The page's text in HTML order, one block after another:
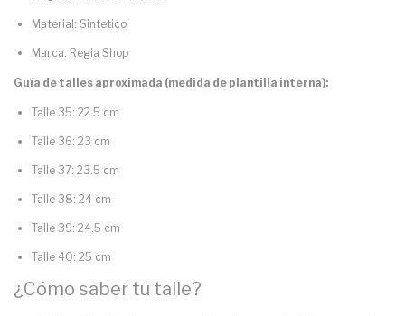
Material: Sintetico
Marca: Regia Shop
Guía de talles aproximada (medida de plantilla interna):
Talle 35: 22.5 cm
Talle 36: 23 cm
Talle 37: 23.5 cm
Talle 38: 24 cm
Talle 39: 24.5 cm
Talle 40: 25 cm
¿Cómo saber tu talle?